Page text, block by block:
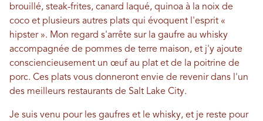
brouillé, steak-frites, canard laqué, quinoa à la noix de
coco et plusieurs autres plats qui évoquent l'esprit «
hipster ». Mon regard s'arrête sur la gaufre au whisky
accompagnée de pommes de terre maison, et j'y ajoute
consciencieusement un œuf au plat et de la poitrine de
porc. Ces plats vous donneront envie de revenir dans l'un
des meilleurs restaurants de Salt Lake City.
Je suis venu pour les gaufres et le whisky, et je reste pour